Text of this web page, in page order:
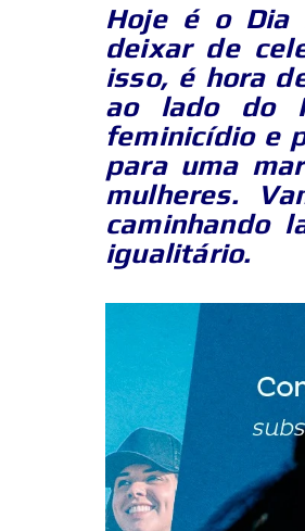
Hoje é o Dia
deixar de
isso, é hora
ao lado do
feminicídio e
para uma
mulheres.
caminhando
igualitário.